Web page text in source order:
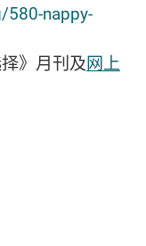
nappy-
》月刊及网上